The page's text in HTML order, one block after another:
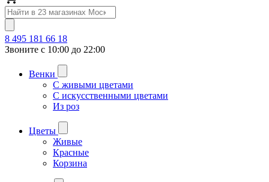
8 495 181 66 18
Звоните с 10:00 до 22:00
Венки
С живыми цветами
С искусственными цветами
Из роз
Цветы
Живые
Красные
Корзина